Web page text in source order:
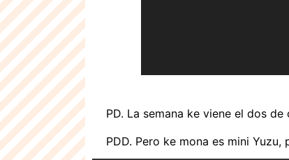
PD. La semana ke viene el dos
PDD. Pero ke mona es mini